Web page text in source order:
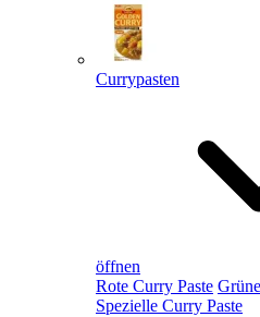
Currypasten
öffnen
Rote Curry Paste
Spezielle Curry Paste